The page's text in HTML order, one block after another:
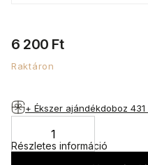
6 200 Ft
Raktáron
+ Ékszer ajándékdoboz
Részletes információ